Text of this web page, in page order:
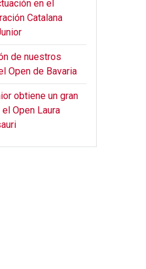
en el
Catalana
de nuestros
Open de Bavaria
obtiene un gran
Open Laura